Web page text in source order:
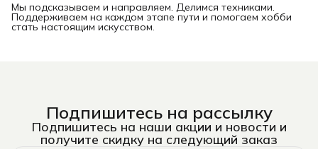
Мы подсказываем и направляем. Делимся техниками.
Поддерживаем на каждом этапе пути и помогаем хобби
стать настоящим искусством.
Подпишитесь на рассылку
Подпишитесь на наши акции и новости и
получите скидку на следующий заказ